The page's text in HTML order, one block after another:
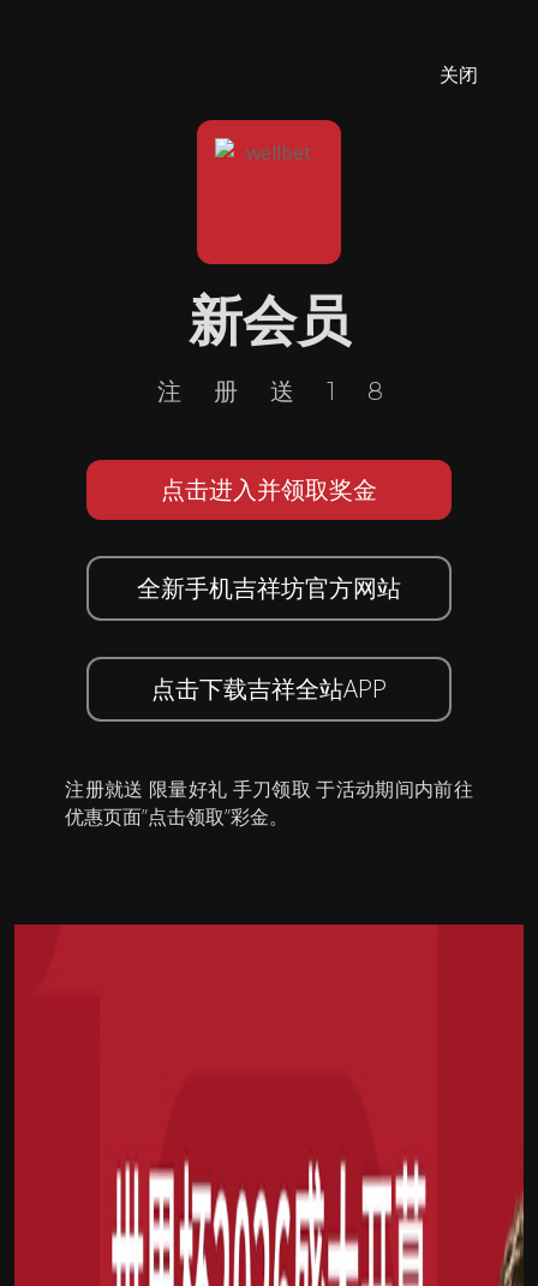
关闭
新会员
注册送18
点击进入并领取奖金
全新手机吉祥坊官方网站
点击下载吉祥全站APP
注册就送 限量好礼 手刀领取 于活动期间内前往
优惠页面”点击领取”彩金。